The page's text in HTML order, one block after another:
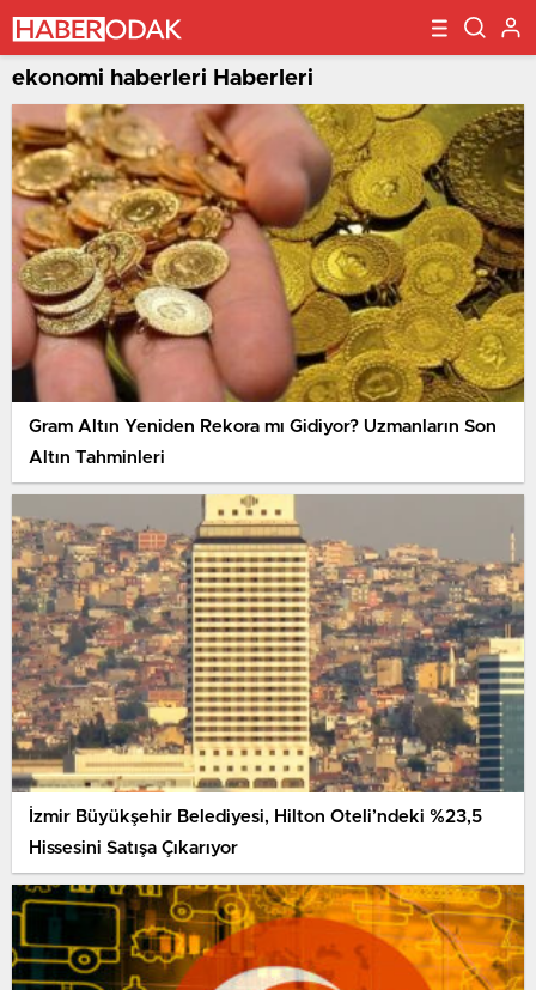
ekonomi haberleri Haberleri
Gram Altın Yeniden Rekora mı Gidiyor? Uzmanların Son
Altın Tahminleri
İzmir Büyükşehir Belediyesi, Hilton Oteli’ndeki %23,5
Hissesini Satışa Çıkarıyor